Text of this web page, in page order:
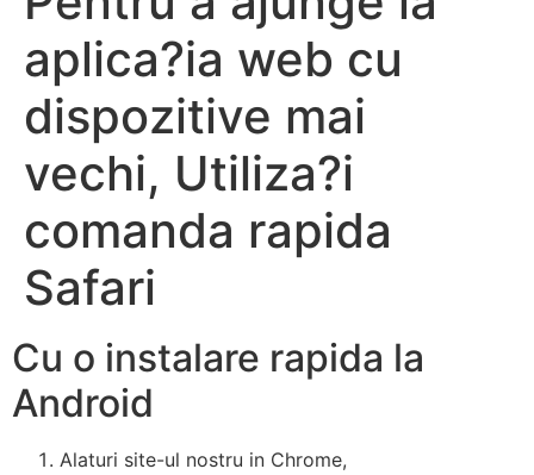
aplica?ia web cu
dispozitive mai
vechi, Utiliza?i
comanda rapida
Safari
Cu o instalare rapida la
Android
Alaturi site-ul nostru in Chrome,